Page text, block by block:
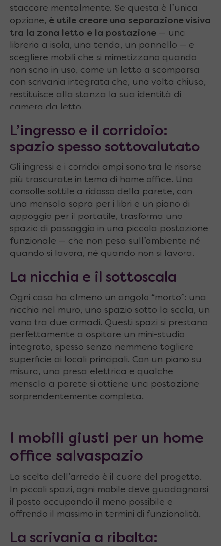
staccare mentalmente. Se questa è l’unica
opzione, è utile creare una separazione visiva
tra la zona letto e la postazione — una
libreria a isola, una tenda, un pannello — e
scegliere mobili che si mimetizzano quando
non sono in uso, come un letto a scomparsa
con scrivania integrata che, una volta chiuso,
restituisce alla stanza la sua identità di
camera da letto.
L’ingresso e il corridoio:
spazio spesso sottovalutato
Gli ingressi e i corridoi ampi sono tra le risorse
più trascurate in tema di home office. Una
consolle sottile a ridosso della parete, con
una mensola sopra per i libri e un piano di
appoggio per il portatile, trasforma uno
spazio di passaggio in una piccola postazione
funzionale — che non pesa sull’ambiente né
quando si lavora, né quando non si lavora.
La nicchia e il sottoscala
Ogni casa ha almeno un angolo “morto”: una
nicchia nel muro, uno spazio sotto la scala, un
vano tra due armadi. Questi spazi si prestano
perfettamente a ospitare un mini-studio
integrato, spesso senza nemmeno togliere
superficie ai locali principali. Con un piano su
misura, una presa elettrica e qualche
mensola a parete si ottiene una postazione
sorprendentemente completa.
I mobili giusti per un home
office salvaspazio
La scelta dell’arredo è il cuore del progetto.
In piccoli spazi, ogni mobile deve guadagnarsi
il posto occupando il meno possibile e
offrendo il massimo in termini di funzionalità.
La scrivania a ribalta: